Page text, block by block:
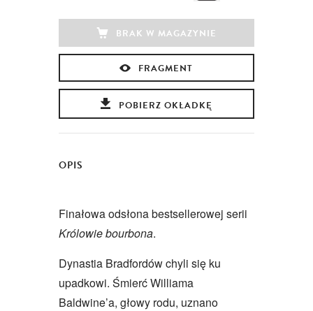
BRAK W MAGAZYNIE
FRAGMENT
POBIERZ OKŁADKĘ
OPIS
Finałowa odsłona bestsellerowej serii
Królowie bourbona.
Dynastia Bradfordów chyli się ku
upadkowi. Śmierć Williama
Baldwine’a, głowy rodu, uznano